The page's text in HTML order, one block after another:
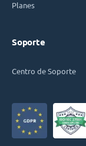
Planes
Soporte
Centro de Soporte